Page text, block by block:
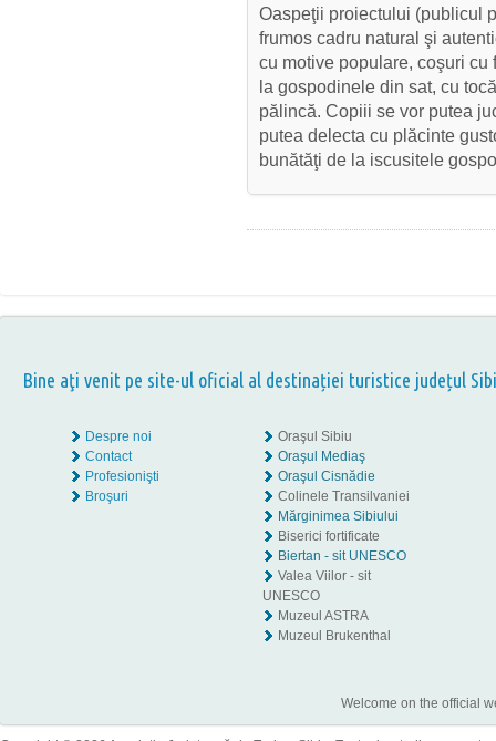
Oaspeţii proiectului (publicul
frumos cadru natural şi
cu motive populare, coşuri
la gospodinele din sat, cu
pălincă. Copiii se vor putea
putea delecta cu plăcinte
bunătăţi de la iscusitele
Bine aţi venit pe site-ul oficial al destinației turistice județul
Despre noi
Contact
Profesionişti
Broşuri
Oraşul Sibiu
Oraşul Mediaş
Oraşul Cisnădie
Colinele Transilvaniei
Mărginimea Sibiului
Biserici fortificate
Biertan - sit UNESCO
Valea Viilor - sit
UNESCO
Muzeul ASTRA
Muzeul Brukenthal
Welcome on the official